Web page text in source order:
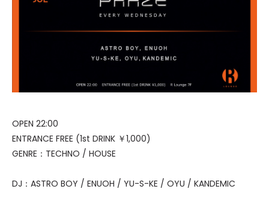
OPEN 22:00
ENTRANCE FREE (1st DRINK ￥1,000)
GENRE：TECHNO / HOUSE
DJ：ASTRO BOY / ENUOH / YU-S-KE / OYU / KANDEMIC